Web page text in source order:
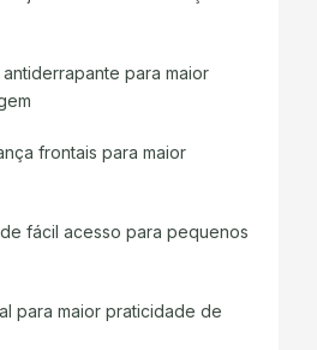
para maior
frontais para maior
fácil acesso para pequenos
para maior praticidade de